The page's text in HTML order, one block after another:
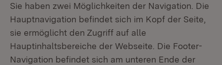
Sie haben zwei Möglichkeiten der Navigation. Die
Hauptnavigation befindet sich im Kopf der Seite,
sie ermöglicht den Zugriff auf alle
Hauptinhaltsbereiche der Webseite. Die Footer-
Navigation befindet sich am unteren Ende der